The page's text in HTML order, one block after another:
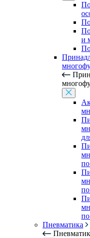
и
Пневматика